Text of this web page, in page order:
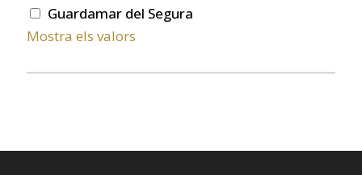
Guardamar del Segura
Mostra els valors